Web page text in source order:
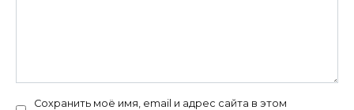
Сохранить моё имя, email и адрес сайта в этом